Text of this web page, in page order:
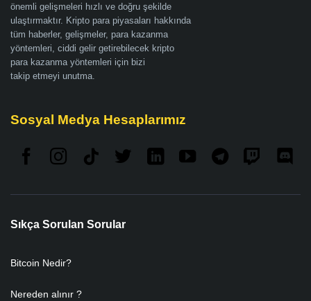
önemli gelişmeleri hızlı ve doğru şekilde
ulaştırmaktır. Kripto para piyasaları hakkında
tüm haberler, gelişmeler, para kazanma
yöntemleri, ciddi gelir getirebilecek kripto
para kazanma yöntemleri için bizi
takip etmeyi unutma.
Sosyal Medya Hesaplarımız
Sıkça Sorulan Sorular
Bitcoin Nedir?
Nereden alınır ?